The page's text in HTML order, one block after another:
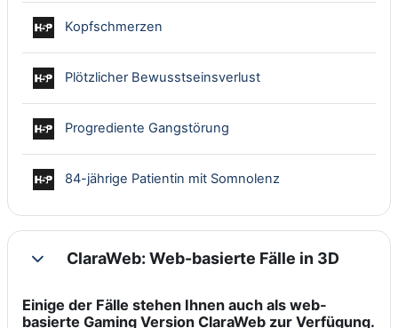
Kopfschmerzen
Plötzlicher BewusstseinsverlustInteraktiver Inhalt
Progrediente Gangstörung
84-jährige Patientin mit Somnolenz
EinklappenClaraWeb: Web-basierte Fälle in 3D
Einige der Fälle stehen Ihnen auch als web-
basierte Gaming Version ClaraWeb zur Verfügung.